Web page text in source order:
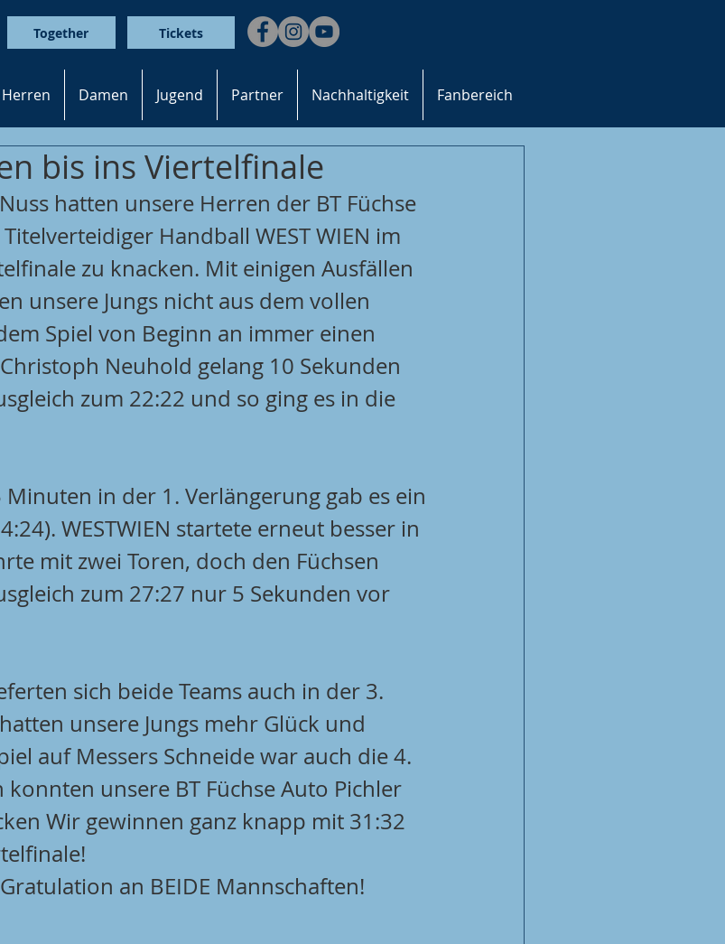
Together Tickets
Herren Damen Jugend Partner Nachhaltigkeit Fanbereich
bis ins Viertelfinale
hatten unsere Herren der BT Füchse
Handball WEST WIEN im
zu knacken. Mit einigen Ausfällen
unsere Jungs nicht aus dem vollen
Spiel von Beginn an immer einen
Neuhold gelang 10 Sekunden
zum 22:22 und so ging es in die
in der 1. Verlängerung gab es ein
WESTWIEN startete erneut besser in
mit zwei Toren, doch den Füchsen
zum 27:27 nur 5 Sekunden vor
sich beide Teams auch in der 3.
unsere Jungs mehr Glück und
auf Messers Schneide war auch die 4.
unsere BT Füchse Auto Pichler
Wir gewinnen ganz knapp mit 31:32
an BEIDE Mannschaften!